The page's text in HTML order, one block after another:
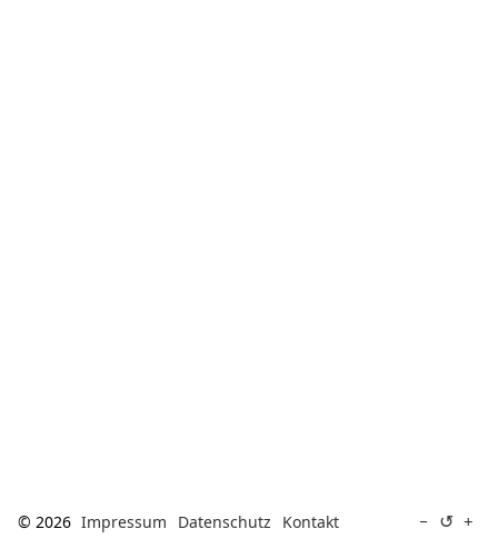
© 2026 Impressum Datenschutz Kontakt − ↺ +